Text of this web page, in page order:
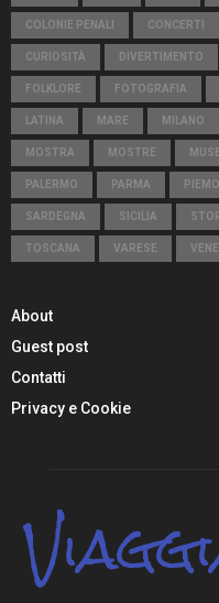
COLONIE PENALI CONCERTI
CURIOSITÀ DIVERTIMENTO
FOLKLORE FOTOGRAFIA
LATINA MARE MILANO
MOSTRA MOSTRE MUSEI
PALERMO PARMA
SARDEGNA SICILIA
TOSCANA VARESE
About
Guest post
Contatti
Privacy e Cookie